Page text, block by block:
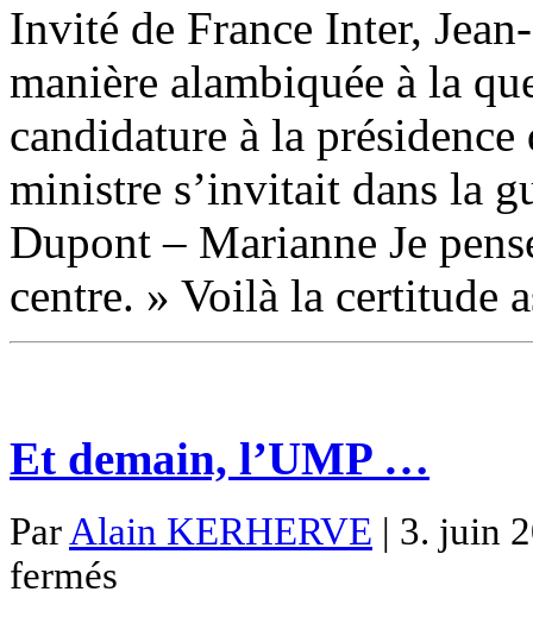
la
présidence
l’UMP
?
Invité de France Inter,
manière alambiquée à la
candidature à la
ministre s’invitait dans la
Dupont – Marianne Je
centre. » Voilà la certitude
Et demain, l’UMP …
Par Alain KERHERVE | 3. juin
fermés